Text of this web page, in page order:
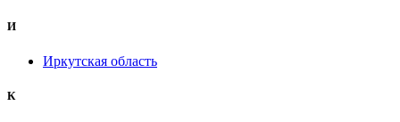
И
Иркутская область
К